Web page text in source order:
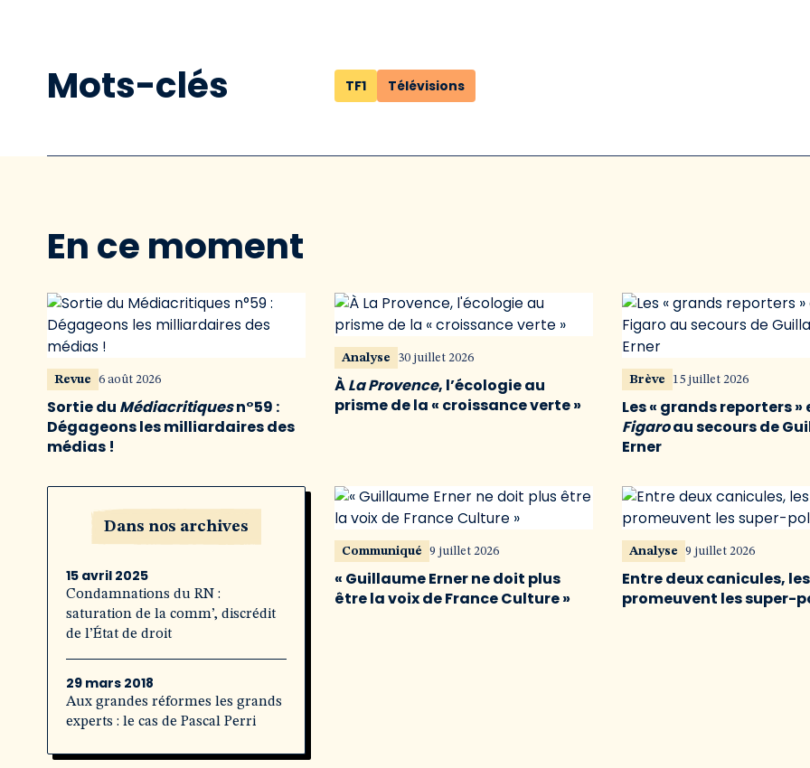
Mots-clés TF1 Télévisions
En ce moment
Revue 6 août 2026
Sortie du Médiacritiquesn°59 :
Dégageons les milliardaires des
médias !
Analyse 30 juillet 2026
ÀLa Provence, l’écologie au
prisme de la « croissance verte »
Brève 15 juillet 2026
Les « grands reporters »
Figaroau secours de
Erner
Dans nos archives
15 avril 2025
Condamnations du RN :
saturation de la comm’, discrédit
de l’État de droit
29 mars 2018
Aux grandes réformes les grands
experts : le cas de Pascal Perri
Communiqué 9 juillet 2026
« Guillaume Erner ne doit plus
être la voix de France Culture »
Analyse 9 juillet 2026
Entre deux canicules,
promeuvent les super-